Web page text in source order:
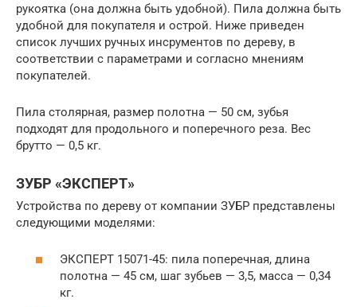
рукоятка (она должна быть удобной). Пила должна быть
удобной для покупателя и острой. Ниже приведен
список лучших ручных инсрументов по дереву, в
соответствии с параметрами и согласно мнениям
покупателей.
Пила столярная, размер полотна — 50 см, зубья
подходят для продольного и поперечного реза. Вес
брутто — 0,5 кг.
ЗУБР «ЭКСПЕРТ»
Устройства по дереву от компании ЗУБР представлены
следующими моделями:
ЭКСПЕРТ 15071-45: пила поперечная, длина
полотна — 45 см, шаг зубьев — 3,5, масса — 0,34
кг.